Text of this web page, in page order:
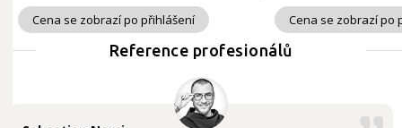
Cena se zobrazí po přihlášení Cena se zobrazí po
Reference profesionálů